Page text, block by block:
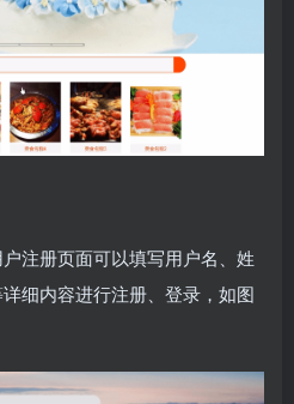
注册页面可以填写用户名、姓
细内容进行注册、登录，如图